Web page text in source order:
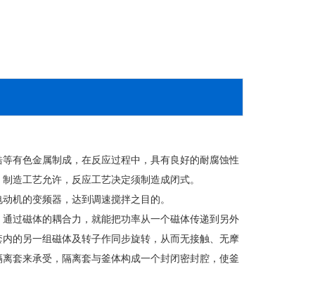
有色金属制成，在反应过程中，具有良好的耐腐蚀性
造工艺允许，反应工艺决定须制造成闭式。
的变频器，达到调速搅拌之目的。
过磁体的耦合力，就能把功率从一个磁体传递到另外
的另一组磁体及转子作同步旋转，从而无接触、无摩
套来承受，隔离套与釜体构成一个封闭密封腔，使釜